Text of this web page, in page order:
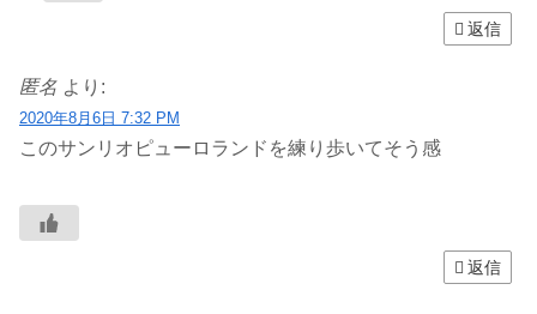
返信
匿名 より:
2020年8月6日 7:32 PM
このサンリオピューロランドを練り歩いてそう感
返信